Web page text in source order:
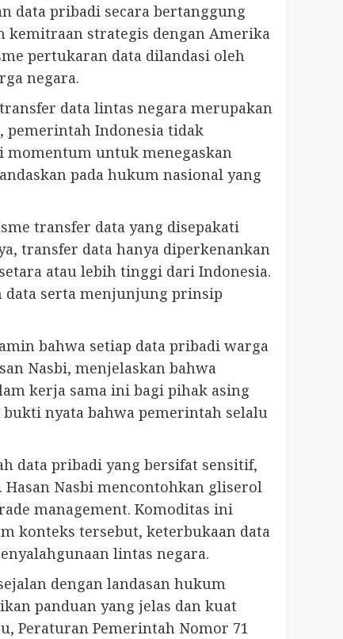
data pribadi secara bertanggung
kemitraan strategis dengan Amerika
pertukaran data dilandasi oleh
negara.
data lintas negara merupakan
pemerintah Indonesia tidak
momentum untuk menegaskan
pada hukum nasional yang
transfer data yang disepakati
transfer data hanya diperkenankan
atau lebih tinggi dari Indonesia.
serta menjunjung prinsip
bahwa setiap data pribadi warga
Nasbi, menjelaskan bahwa
kerja sama ini bagi pihak asing
nyata bahwa pemerintah selalu
data pribadi yang bersifat sensitif,
Nasbi mencontohkan gliserol
management. Komoditas ini
konteks tersebut, keterbukaan data
lintas negara.
dengan landasan hukum
panduan yang jelas dan kuat
Peraturan Pemerintah Nomor 71